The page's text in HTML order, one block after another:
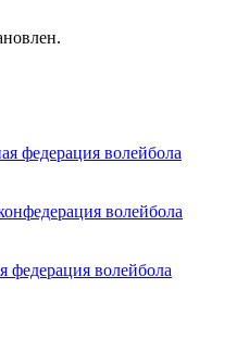
федерация волейбола
волейбола
федерация волейбола